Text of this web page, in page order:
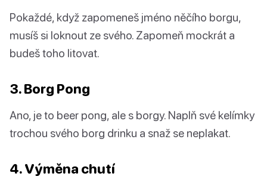
Pokaždé, když zapomeneš jméno něčího borgu,
musíš si loknout ze svého. Zapomeň mockrát a
budeš toho litovat.
3. Borg Pong
Ano, je to beer pong, ale s borgy. Naplň své kelímky
trochou svého borg drinku a snaž se neplakat.
4. Výměna chutí